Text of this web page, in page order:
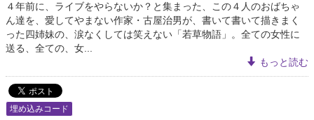
４年前に、ライブをやらないか？と集まった、この４人のおばちゃ
ん達を、愛してやまない作家・古屋治男が、書いて書いて描きまく
った四姉妹の、涙なくしては笑えない「若草物語」。全ての女性に
送る、全ての、女...
もっと読む
埋め込みコード